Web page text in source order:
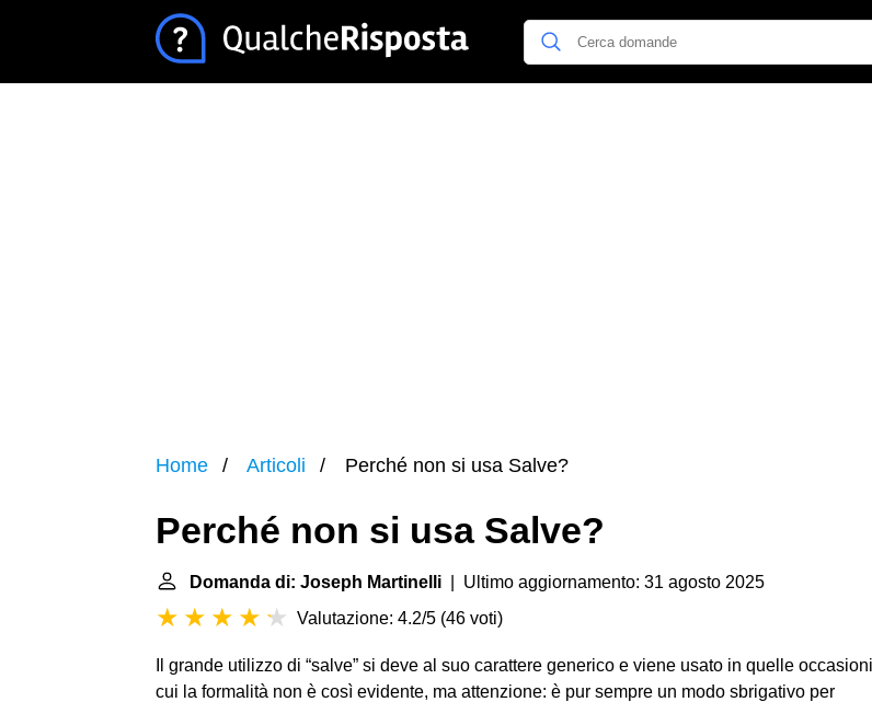
Home Articoli Perché non si usa Salve?
Perché non si usa Salve?
Domanda di: Joseph Martinelli | Ultimo aggiornamento: 31 agosto 2025
Valutazione: 4.2/5 (46 voti)
Il grande utilizzo di “salve” si deve al suo carattere generico e viene usato in quelle
cui la formalità non è così evidente, ma attenzione: è pur sempre un modo sbrigativo per